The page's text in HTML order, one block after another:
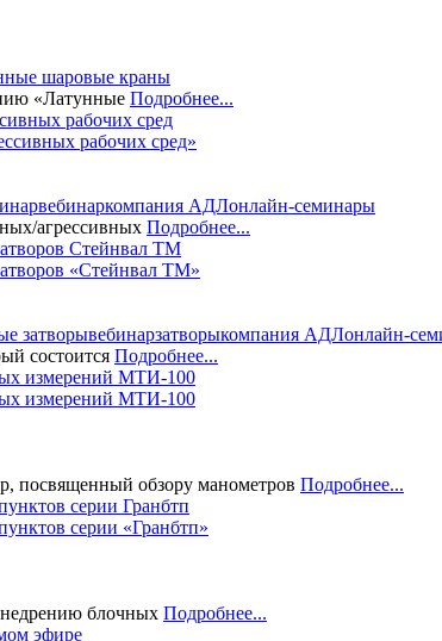
шаровые краны
«Латунные Подробнее...
рабочих сред»
вебинаркомпания АДЛонлайн-семинары
агрессивных Подробнее...
«Стейнвал ТМ»
затворывебинарзатворыкомпания АДЛонлайн-
состоится Подробнее...
измерений МТИ-100
посвященный обзору манометров Подробнее...
серии «Гранбтп»
блочных Подробнее...